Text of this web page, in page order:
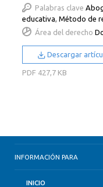
Palabras clave
educativa,Método de
Área del derecho
Descargar
PDF 427,7 KB
INFORMACIÓN PARA
INICIO